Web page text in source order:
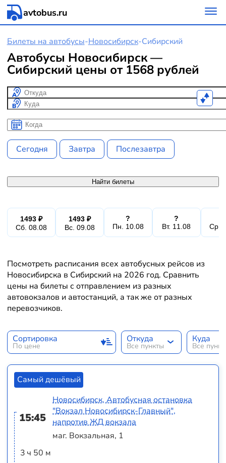
avtobus.ru
Билеты на автобусы-Новосибирск-Сибирский
Автобусы Новосибирск —
Сибирский цены от 1568 рублей
Откуда
Куда
Когда
Когда
Сегодня Завтра Послезавтра
Найти билеты
1493 ₽
Сб. 08.08
1493 ₽
Вс. 09.08
?
Пн. 10.08
?
Вт. 11.08
Ср.
Посмотреть расписания всех автобусных рейсов из
Новосибирска в Сибирский на 2026 год. Сравнить
цены на билеты с отправлением из разных
автовокзалов и автостанций, а так же от разных
перевозчиков.
Сортировка
По цене
Откуда
Все пункты
Куда
Все
Самый дешёвый
15:45
3 ч 50 м
Новосибирск, Автобусная остановка
"Вокзал Новосибирск-Главный",
напротив ЖД вокзала
маг. Вокзальная, 1